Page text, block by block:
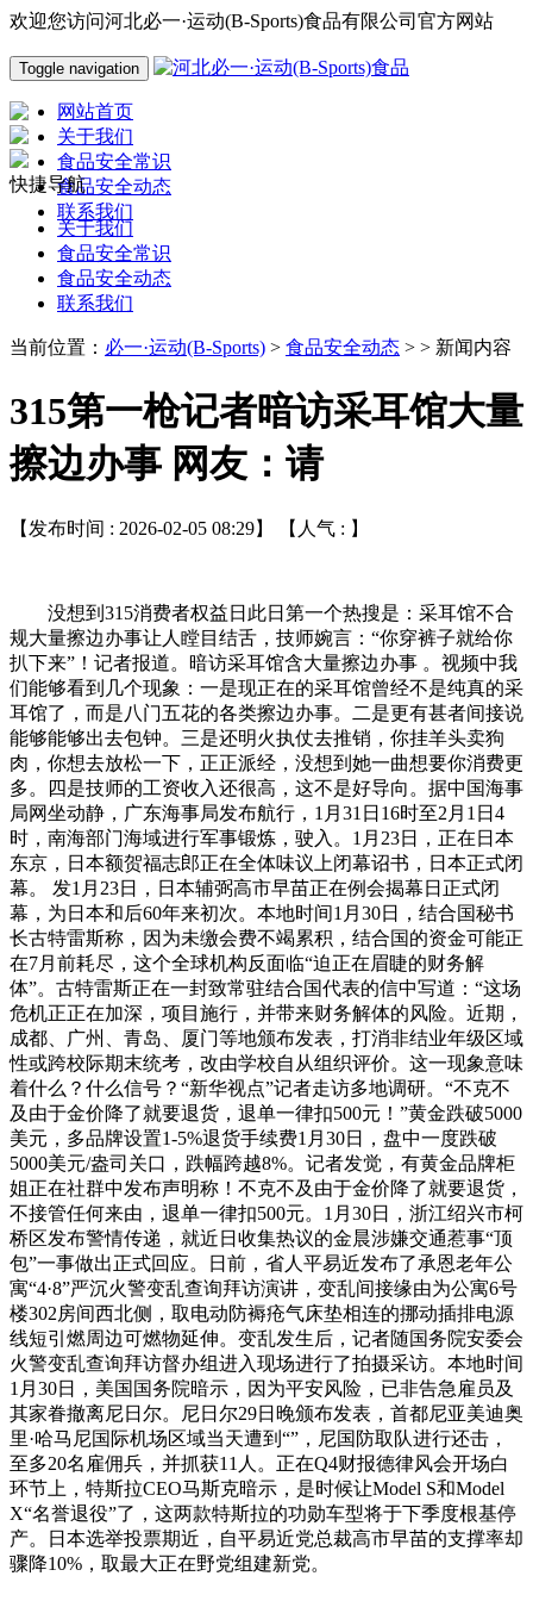
欢迎您访问河北必一·运动(B-Sports)食品有限公司官方网站
Toggle navigation
网站首页
关于我们
食品安全常识
食品安全动态
联系我们
快捷导航
关于我们
食品安全常识
食品安全动态
联系我们
当前位置： 必一·运动(B-Sports) > 食品安全动态 > > 新闻内容
315第一枪记者暗访采耳馆大量
擦边办事 网友：请
【发布时间 : 2026-02-05 08:29】 【人气 : 】
没想到315消费者权益日此日第一个热搜是：采耳馆不合
规大量擦边办事让人瞠目结舌，技师婉言：“你穿裤子就给你
扒下来”！记者报道。暗访采耳馆含大量擦边办事 。视频中我
们能够看到几个现象：一是现正在的采耳馆曾经不是纯真的采
耳馆了，而是八门五花的各类擦边办事。二是更有甚者间接说
能够能够出去包钟。三是还明火执仗去推销，你挂羊头卖狗
肉，你想去放松一下，正正派经，没想到她一曲想要你消费更
多。四是技师的工资收入还很高，这不是好导向。据中国海事
局网坐动静，广东海事局发布航行，1月31日16时至2月1日4
时，南海部门海域进行军事锻炼，驶入。1月23日，正在日本
东京，日本额贺福志郎正在全体味议上闭幕诏书，日本正式闭
幕。 发1月23日，日本辅弼高市早苗正在例会揭幕日正式闭
幕，为日本和后60年来初次。本地时间1月30日，结合国秘书
长古特雷斯称，因为未缴会费不竭累积，结合国的资金可能正
在7月前耗尽，这个全球机构反面临“迫正在眉睫的财务解
体”。古特雷斯正在一封致常驻结合国代表的信中写道：“这场
危机正正在加深，项目施行，并带来财务解体的风险。近期，
成都、广州、青岛、厦门等地颁布发表，打消非结业年级区域
性或跨校际期末统考，改由学校自从组织评价。这一现象意味
着什么？什么信号？“新华视点”记者走访多地调研。“不克不
及由于金价降了就要退货，退单一律扣500元！”黄金跌破5000
美元，多品牌设置1-5%退货手续费1月30日，盘中一度跌破
5000美元/盎司关口，跌幅跨越8%。记者发觉，有黄金品牌柜
姐正在社群中发布声明称！不克不及由于金价降了就要退货，
不接管任何来由，退单一律扣500元。1月30日，浙江绍兴市柯
桥区发布警情传递，就近日收集热议的金晨涉嫌交通惹事“顶
包”一事做出正式回应。日前，省人平易近发布了承恩老年公
寓“4·8”严沉火警变乱查询拜访演讲，变乱间接缘由为公寓6号
楼302房间西北侧，取电动防褥疮气床垫相连的挪动插排电源
线短引燃周边可燃物延伸。变乱发生后，记者随国务院安委会
火警变乱查询拜访督办组进入现场进行了拍摄采访。本地时间
1月30日，美国国务院暗示，因为平安风险，已非告急雇员及
其家眷撤离尼日尔。尼日尔29日晚颁布发表，首都尼亚美迪奥
里·哈马尼国际机场区域当天遭到“”，尼国防取队进行还击，
至多20名雇佣兵，并抓获11人。正在Q4财报德律风会开场白
环节上，特斯拉CEO马斯克暗示，是时候让Model S和Model
X“名誉退役”了，这两款特斯拉的功勋车型将于下季度根基停
产。日本选举投票期近，自平易近党总裁高市早苗的支撑率却
骤降10%，取最大正在野党组建新党。